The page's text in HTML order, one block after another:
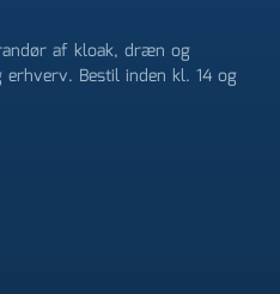
af kloak, dræn og
Bestil inden kl. 14 og